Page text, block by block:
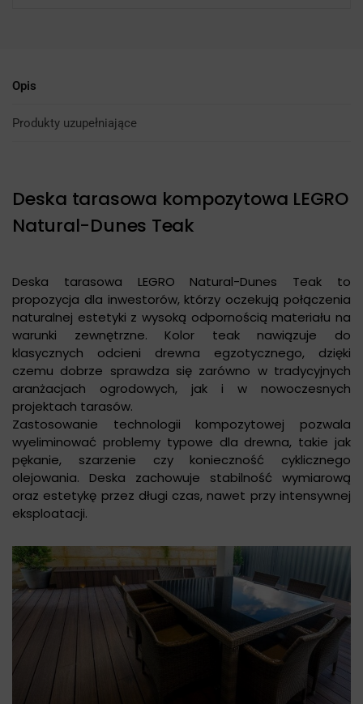
Opis
Produkty uzupełniające
Deska tarasowa kompozytowa LEGRO
Natural-Dunes Teak
Deska tarasowa LEGRO Natural-Dunes Teak to
propozycja dla inwestorów, którzy oczekują połączenia
naturalnej estetyki z wysoką odpornością materiału na
warunki zewnętrzne. Kolor teak nawiązuje do
klasycznych odcieni drewna egzotycznego, dzięki
czemu dobrze sprawdza się zarówno w tradycyjnych
aranżacjach ogrodowych, jak i w nowoczesnych
projektach tarasów.
Zastosowanie technologii kompozytowej pozwala
wyeliminować problemy typowe dla drewna, takie jak
pękanie, szarzenie czy konieczność cyklicznego
olejowania. Deska zachowuje stabilność wymiarową
oraz estetykę przez długi czas, nawet przy intensywnej
eksploatacji.